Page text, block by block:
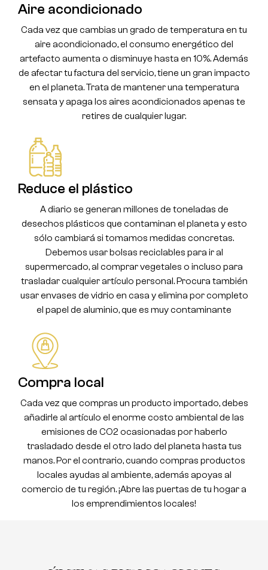
Aire acondicionado
Cada vez que cambias un grado de temperatura en tu
aire acondicionado, el consumo energético del
artefacto aumenta o disminuye hasta en 10%. Además
de afectar tu factura del servicio, tiene un gran impacto
en el planeta. Trata de mantener una temperatura
sensata y apaga los aires acondicionados apenas te
retires de cualquier lugar.
Reduce el plástico
A diario se generan millones de toneladas de
desechos plásticos que contaminan el planeta y esto
sólo cambiará si tomamos medidas concretas.
Debemos usar bolsas reciclables para ir al
supermercado, al comprar vegetales o incluso para
trasladar cualquier artículo personal. Procura también
usar envases de vidrio en casa y elimina por completo
el papel de aluminio, que es muy contaminante
Compra local
Cada vez que compras un producto importado, debes
añadirle al artículo el enorme costo ambiental de las
emisiones de CO2 ocasionadas por haberlo
trasladado desde el otro lado del planeta hasta tus
manos. Por el contrario, cuando compras productos
locales ayudas al ambiente, además apoyas al
comercio de tu región. ¡Abre las puertas de tu hogar a
los emprendimientos locales!